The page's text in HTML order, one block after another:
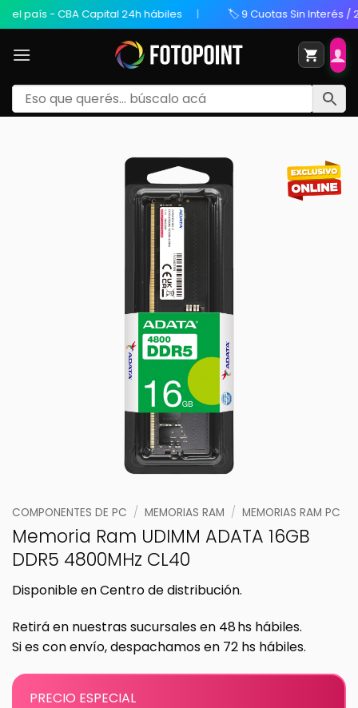
- CBA Capital 24h hábiles 🏷️ 9 Cuotas Sin Interés /
COMPONENTES DE PC / MEMORIAS RAM / MEMORIAS RAM PC
Memoria Ram UDIMM ADATA 16GB
DDR5 4800MHz CL40
Disponible en Centro de distribución.
Retirá en nuestras sucursales en 48 hs hábiles.
Si es con envío, despachamos en 72 hs hábiles.
PRECIO ESPECIAL